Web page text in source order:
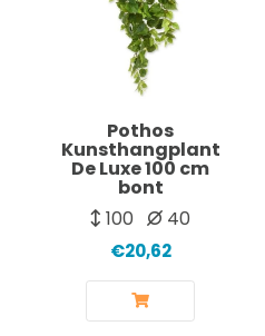
Pothos
Kunsthangplant
De Luxe 100 cm
bont
100
40
€20,62